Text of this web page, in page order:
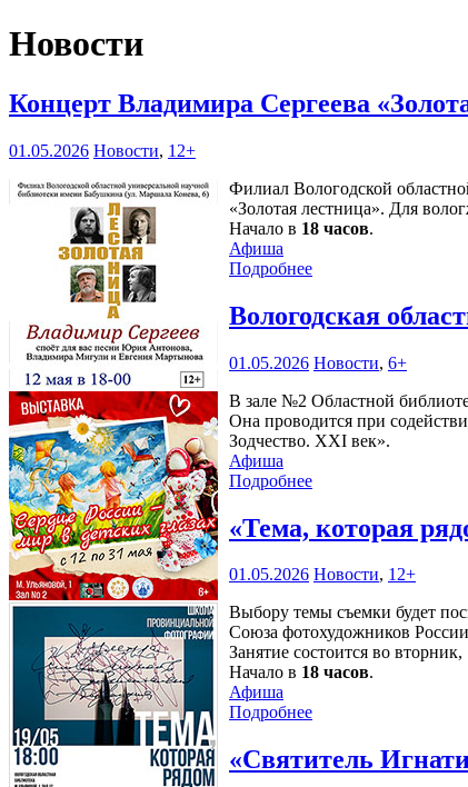
Новости
Концерт Владимира Сергеева
01.05.2026 Новости, 12+
Филиал Вологодской
«Золотая лестница». Для
Начало в 18 часов.
Афиша
Подробнее
Вологодская
01.05.2026 Новости, 6+
В зале №2 Областной
Она проводится при
Зодчество. XXI век».
Афиша
Подробнее
«Тема, которая
01.05.2026 Новости, 12+
Выбору темы съемки будет
Союза фотохудожников
Занятие состоится во вторник,
Начало в 18 часов.
Афиша
Подробнее
«Святитель